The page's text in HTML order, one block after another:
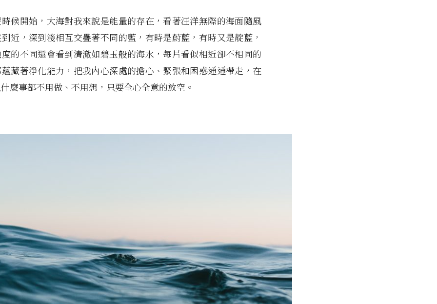
候開始，大海對我來說是能量的存在，看著汪洋無際的海面隨風
近，深到淺相互交疊著不同的藍，有時是蔚藍，有時又是靛藍，
的不同還會看到清澈如碧玉般的海水，每片看似相近卻不相同的
藏著淨化能力，把我內心深處的擔心、緊張和困惑通通帶走，在
麼事都不用做、不用想，只要全心全意的放空。